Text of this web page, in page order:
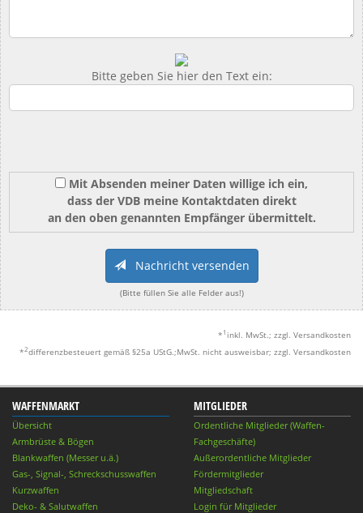
Bitte geben Sie hier den Text ein:
Mit Absenden meiner Daten willige ich ein,
dass der VDB meine Kontaktdaten direkt
an den oben genannten Empfänger übermittelt.
Nachricht versenden
(Bitte füllen Sie alle Felder aus!)
* 1 inkl. MwSt.; zzgl. Versandkosten
*2differenzbesteuert gemäß §25a UStG.;MwSt. nicht ausweisbar; zzgl. Versandkosten
WAFFENMARKT
Übersicht
Armbrüste & Bögen
Blankwaffen (Messer u.ä.)
Gas-, Signal-, Schreckschusswaffen
Kurzwaffen
Deko- & Salutwaffen
MITGLIEDER
Ordentliche Mitglieder (Waffen-
Fachgeschäfte)
Außerordentliche Mitglieder
Fördermitglieder
Mitgliedschaft
Login für Mitglieder